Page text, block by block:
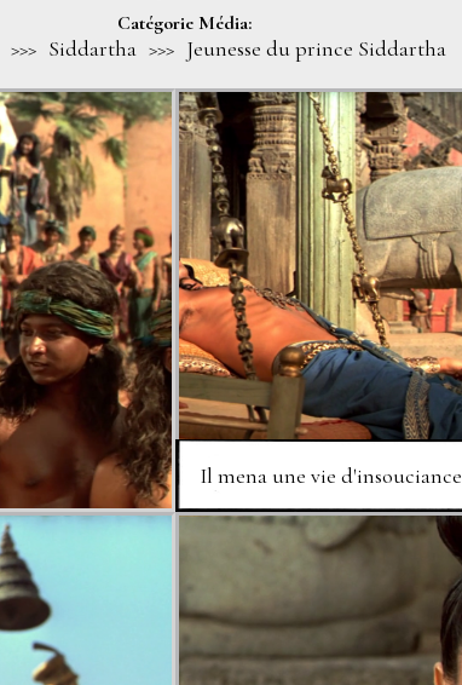
Catégorie Média:
>>> Siddartha >>> Jeunesse du prince Siddartha
Il mena une vie d'insouciance